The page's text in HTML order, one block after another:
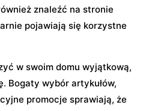
znaleźć na stronie
pojawiają się korzystne
w swoim domu wyjątkową,
Bogaty wybór artykułów,
promocje sprawiają, że